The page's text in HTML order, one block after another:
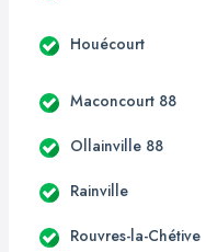
Houécourt
Maconcourt 88
Ollainville 88
Rainville
Rouvres-la-Chétive